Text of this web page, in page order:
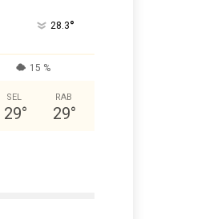
28.3°
15 %
SEL
29°
RAB
29°